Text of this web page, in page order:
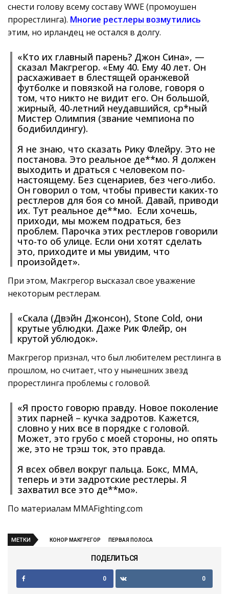
снести голову всему составу WWE (промоушен
прорестлинга). Многие рестлеры возмутились
этим, но ирландец не остался в долгу.
«Кто их главный парень? Джон Сина», —
сказал Макгрегор. «Ему 40. Ему 40 лет. Он
расхаживает в блестящей оранжевой
футболке и повязкой на голове, говоря о
том, что никто не видит его. Он большой,
жирный, 40-летний неудавшийся, ср*ный
Мистер Олимпия (звание чемпиона по
бодибилдингу).
Я не знаю, что сказать Рику Флейру. Это не
постанова. Это реальное де**мо. Я должен
выходить и драться с человеком по-
настоящему. Без сценариев, без чего-либо.
Он говорил о том, чтобы привести каких-то
рестлеров для боя со мной. Давай, приводи
их. Тут реальное де**мо. Если хочешь,
приходи, мы можем подраться, без
проблем. Парочка этих рестлеров говорили
что-то об улице. Если они хотят сделать
это, приходите и мы увидим, что
произойдет».
При этом, Макгрегор высказал свое уважение
некоторым рестлерам.
«Скала (Двэйн Джонсон), Stone Cold, они
крутые ублюдки. Даже Рик Флейр, он
крутой ублюдок».
Макгрегор признал, что был любителем рестлинга в
прошлом, но считает, что у нынешних звезд
прорестлинга проблемы с головой.
«Я просто говорю правду. Новое поколение
этих парней – кучка задротов. Кажется,
словно у них все в порядке с головой.
Может, это грубо с моей стороны, но опять
же, это не трэш ток, это правда.
Я всех обвел вокруг пальца. Бокс, ММА,
теперь и эти задротские рестлеры. Я
захватил все это де**мо».
По материалам MMAFighting.com
МЕТКИ КОНОР МАКГРЕГОР ПЕРВАЯ ПОЛОСА
ПОДЕЛИТЬСЯ
0 0